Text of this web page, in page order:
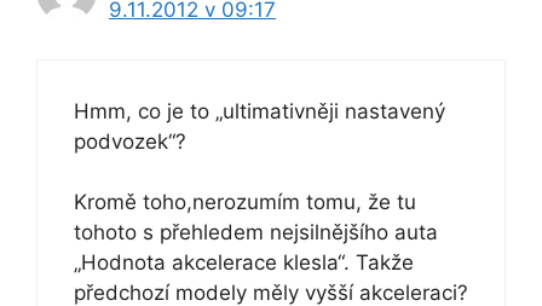
9.11.2012 v 09:17
Hmm, co je to „ultimativněji nastavený
podvozek“?
Kromě toho,nerozumím tomu, že tu
tohoto s přehledem nejsilnějšího auta
„Hodnota akcelerace klesla“. Takže
předchozí modely měly vyšší akceleraci?